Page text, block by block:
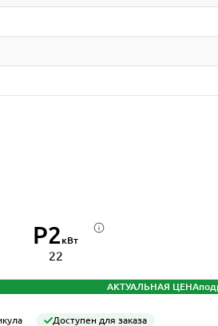
P2кВт
22
АКТУАЛЬНАЯ ЦЕНА
Доступен для заказа